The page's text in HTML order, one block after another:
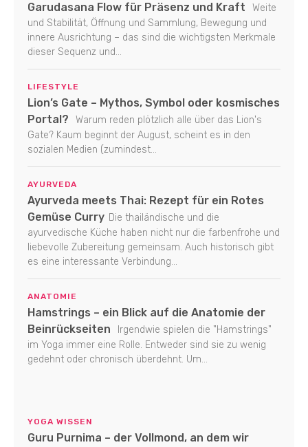
Garudasana Flow für Präsenz und Kraft
Weite
und Stabilität, Öffnung und Sammlung, Bewegung und
innere Ausrichtung – das sind die wichtigsten Merkmale
dieser Sequenz und...
LIFESTYLE
Lion’s Gate – Mythos, Symbol oder kosmisches
Portal?
Warum reden plötzlich alle über das Lion's
Gate? Kaum beginnt der August, scheint es in den
sozialen Medien (zumindest...
AYURVEDA
Ayurveda meets Thai: Rezept für ein Rotes
Gemüse Curry Die thailändische und die
ayurvedische Küche haben nicht nur die farbenfrohe und
liebevolle Zubereitung gemeinsam. Auch historisch gibt
es eine interessante Verbindung...
ANATOMIE
Hamstrings – ein Blick auf die Anatomie der
Beinrückseiten
Irgendwie spielen die "Hamstrings"
im Yoga immer eine Rolle. Entweder sind sie zu wenig
gedehnt oder chronisch überdehnt. Um...
YOGA WISSEN
Guru Purnima – der Vollmond, an dem wir